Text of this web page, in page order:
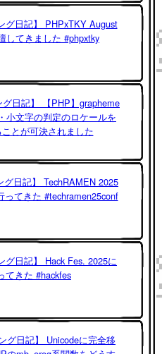
グ日記】 PHPxTKY August
してきました #phpxtky
グ日記】 【PHP】grapheme
小文字の判定のロケールを
とが可決されました
グ日記】 TechRAMEN 2025
ってきた #techramen25conf
グ日記】 Hack Fes. 2025に
てきた #hackfes
グ日記】 Unicodeに完全移